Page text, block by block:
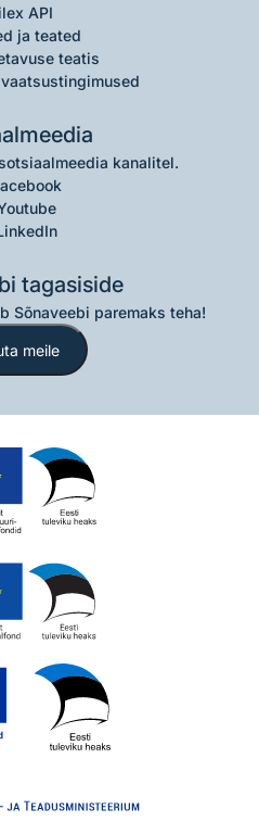
API
ja teated
teatis
kanalitel.
tagasiside
Sõnaveebi paremaks teha!
meile